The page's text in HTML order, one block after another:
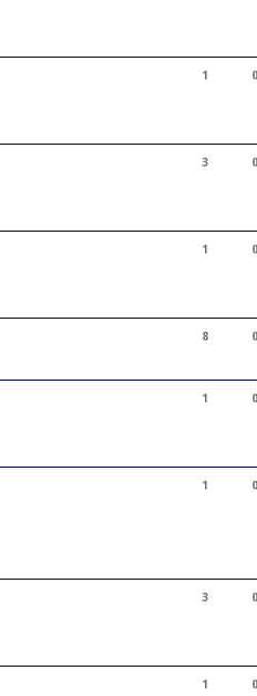
1 0
3 0
1 0
8 0
1 0
1 0
3 0
1 0